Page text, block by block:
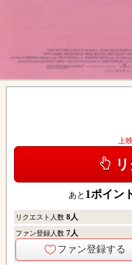
上
あと 1ポイン
リクエスト人数 8人
ファン登録人数 7人
ファン登録する